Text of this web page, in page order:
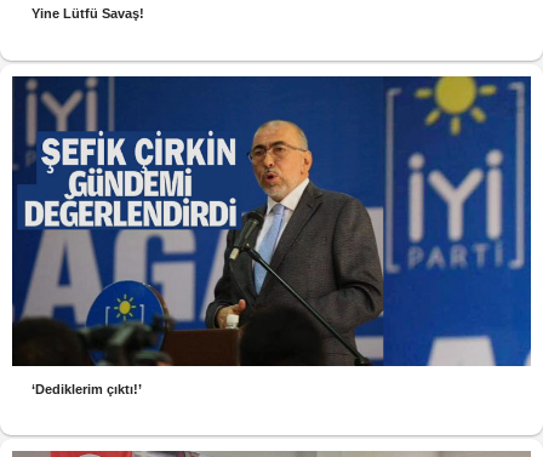
Yine Lütfü Savaş!
‘Dediklerim çıktı!’